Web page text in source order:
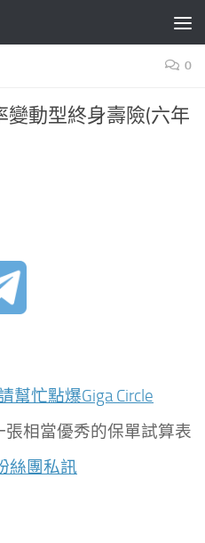
0
變動型終身壽險(六年
幫忙點爆Giga Circle
張相當優秀的保單試算表
絲團私訊